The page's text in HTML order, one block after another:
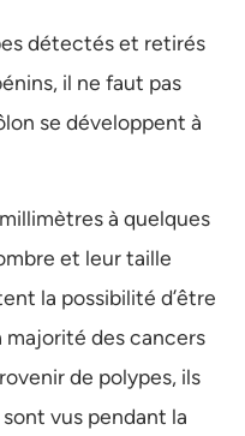
détectés et retirés
il ne faut pas
se développent à
à quelques
et leur taille
la possibilité d’être
majorité des cancers
de polypes, ils
vus pendant la